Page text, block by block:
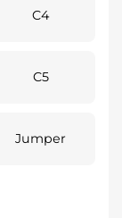
C4
C5
Jumper